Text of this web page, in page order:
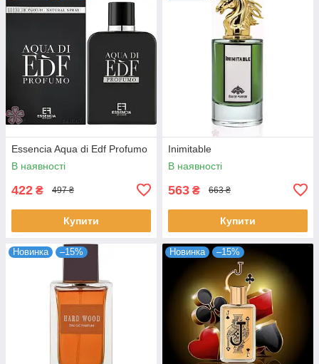
Essencia Aqua di Edf Profumo
В наявності
422 ₴ 497 ₴
Купити
Inimitable
В наявності
563 ₴ 663 ₴
Купити
Новинка –15% Новинка –15%